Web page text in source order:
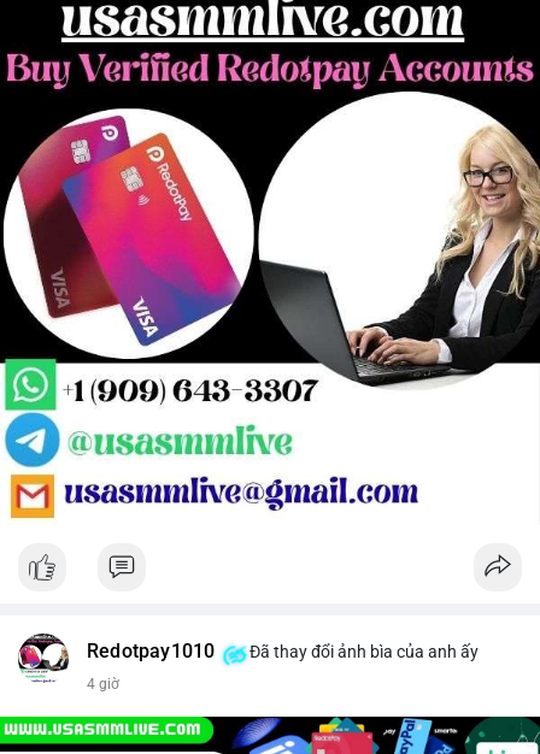
Redotpay1010 Đã thay đổi ảnh bìa của anh ấy
4 giờ